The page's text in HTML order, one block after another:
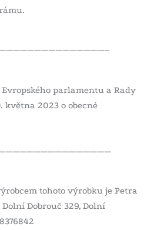
parlamentu a Rady
května 2023 o obecné
výrobků
tohoto výrobku je Petra
Dobrouč 329, Dolní